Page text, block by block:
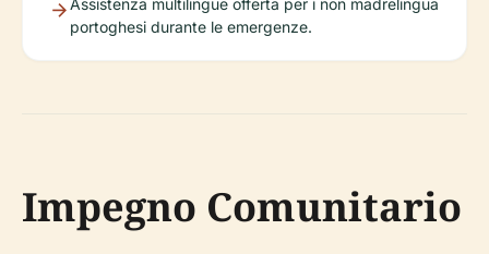
Assistenza multilingue offerta per i non madrelingua
portoghesi durante le emergenze.
Impegno Comunitario